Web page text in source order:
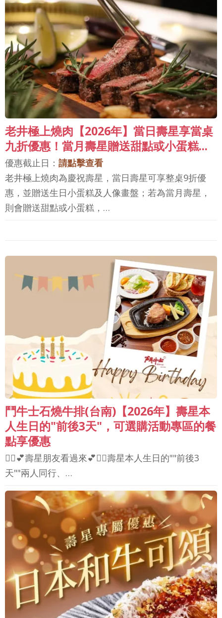
老井極上燒肉【2026年】當日壽星享當桌
九折優惠！當月壽星贈送甜點或小蛋糕...
優惠截止日： 請點擊查看
老井極上燒肉為慶祝壽星，當日壽星可享整桌9折優
惠，並贈送生日小蛋糕及人像畫盤；若為當月壽星，
則會贈送甜點或小蛋糕，…
鬥牛士石燒牛排(台南)【2026年】壽星本
人生日的"前後3天"，可選購活動專區的餐
點享優惠
🙋‍♀💕壽星朋友看過來💕🙋‍♀壽星本人生日的""前後3
天""兩人同行、…